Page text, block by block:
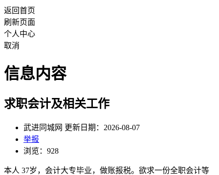
返回首页
刷新页面
个人中心
取消
信息内容
求职会计及相关工作
武进同城网 更新日期：2026-08-07
举报
浏览：928
本人 37岁，会计大专毕业，做账报税。欲求一份全职会计等